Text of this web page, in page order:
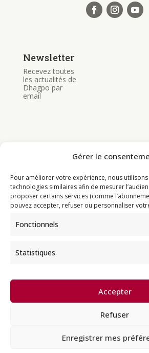
Gérer le
Pour améliorer votre expérience, nous
technologies similaires afin de mesurer
proposer certains services (comme
pouvez accepter, refuser ou personnaliser
Fonctionnels
Statistiques
Accepter
Refuser
Enregistrer mes
Newsletter
Recevez toutes
les actualités de
Dhagpo par
email
Programme
Actualités
Ressources
Infos pratiques
direction
Dorjé, Sa
lignée karma